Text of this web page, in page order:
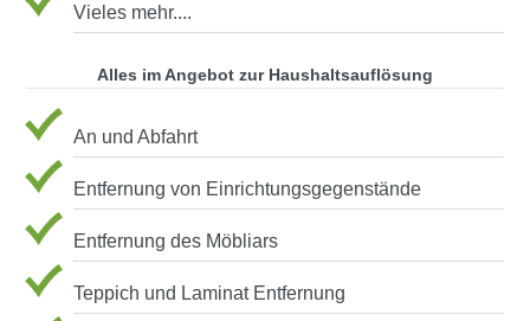
Vieles mehr....
Alles im Angebot zur Haushaltsauflösung
An und Abfahrt
Entfernung von Einrichtungsgegenstände
Entfernung des Möbliars
Teppich und Laminat Entfernung